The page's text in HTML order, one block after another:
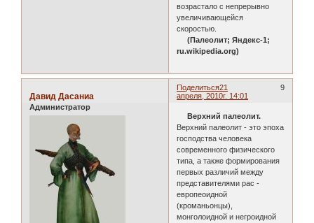
возрастало с непрерывно
увеличивающейся
скоростью.
(Палеолит; Яндекс-1;
ru.wikipedia.org)
Поделиться 9
21
апреля, 2010г. 14:01
Давид Дасаниа
Администратор
Верхний палеолит.
Верхний палеолит - это эпоха
господства человека
современного физического
типа, а также формирования
первых различий между
представителями рас -
европеоидной
(кроманьонцы),
монголоидной и негроидной